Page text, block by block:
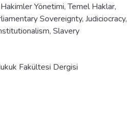
Hakimler Yönetimi,Temel Haklar,
Sovereignty, Judiciocracy,
, Slavery
Fakültesi Dergisi